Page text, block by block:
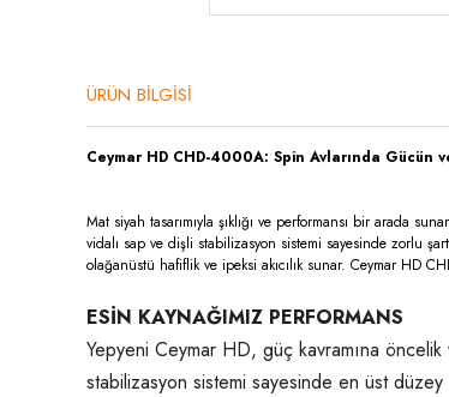
ÜRÜN BİLGİSİ
Ceymar HD CHD-4000A: Spin Avlarında Gücün
Mat siyah tasarımıyla şıklığı ve performansı bir arada
vidalı sap ve dişli stabilizasyon sistemi sayesinde zorlu
olağanüstü hafiflik ve ipeksi akıcılık sunar. Ceymar HD
ESİN KAYNAĞIMIZ PERFORMANS
Yepyeni Ceymar HD, güç kavramına
stabilizasyon sistemi sayesinde en üst